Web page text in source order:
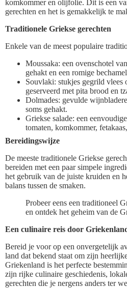
komkommer en olijfolie. Dit is een
gerechten en het is gemakkelijk te
Traditionele Griekse gerechten
Enkele van de meest populaire
Moussaka: een ovenschotel
gehakt en een romige
Souvlaki: stukjes gegrild vlees
geserveerd met pita brood en
Dolmades: gevulde
soms gehakt.
Griekse salade: een
tomaten, komkommer,
Bereidingswijze
De meeste traditionele Griekse
bereiden met een paar simpele
het gebruik van de juiste kruiden en
balans tussen de smaken.
Probeer eens een traditioneel
en ontdek het geheim van de
Een culinaire reis door
Bereid je voor op een onvergetelijk
land dat bekend staat om zijn
Griekenland is het perfecte
zijn rijke culinaire geschiedenis,
gerechten die je nergens anders ter